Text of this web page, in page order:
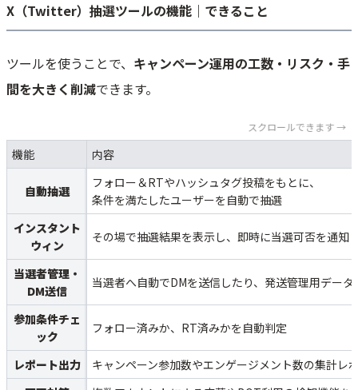
X（Twitter）抽選ツールの機能｜できること
ツールを使うことで、 キャンペーン運用の工数・リスク・手
間を大きく削減できます。
スクロールできます →
機能 内容
自動抽選
フォロー＆RTやハッシュタグ投稿をもとに、
条件を満たしたユーザーを自動で抽選
インスタント
ウィン
その場で抽選結果を表示し、即時に当選可否を通知
当選者管理・
DM送信
当選者へ自動でDMを送信したり、発送管理用データ
参加条件チェ
ック
フォロー済みか、RT済みかを自動判定
レポート出力
キャンペーン参加数やエンゲージメント数の集計レ